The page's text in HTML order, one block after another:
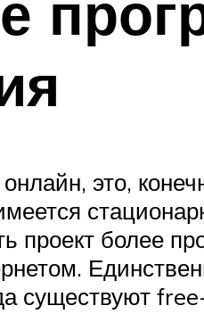
это,
проект более
существуют